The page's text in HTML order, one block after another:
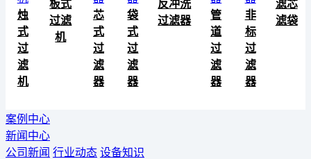
烛
式
过
滤
机
板式
过滤
机
芯
式
过
滤
器
袋
式
过
滤
器
反冲洗
过滤器
管
道
过
滤
器
非
标
过
滤
器
滤芯
滤袋
案例中心
新闻中心
公司新闻 行业动态 设备知识